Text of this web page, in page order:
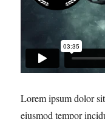
Lorem ipsum dolor
eiusmod tempor